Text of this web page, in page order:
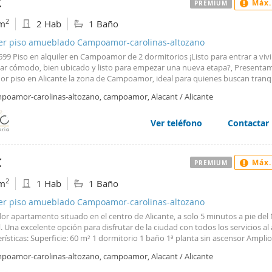
médicos preparados ante cualquier eventualidad junto colegios
estabilidad educativa familiarmente hablando. ****SE SOLICITA
ECONÓMICA POR SEGURO DE IMPAGOS****
2 2 Hab 1 Baño
piso amueblado Campoamor-carolinas-altozano
Piso en alquiler en Campoamor de 2 dormitorios ¡Listo para entrar a
cómodo, bien ubicado y listo para empezar una nueva etapa?,
piso en Alicante la zona de Campoamor, ideal para quienes buscan
2 Dormitorios amplios y luminosos, Salón-comedor acogedor, perfecto
Cocina con office, equipada y diseñada para aprovechar el espacio. Baño
entrada. El inmueble se entrega semi amueblado, lo que te permite darle
sin las complicaciones de una mudanza vacía. ¡Está listo para entrar a vivir!
del alquiler: Alquiler de larga temporada. Fianza: 2 meses. Perfil:
responsables. Es imprescindible acreditar solvencia económica
antigüedad laboral e ingresos demostrables). Restricciones: No se
y es una vivienda para no fumadores. Visitas: La vivienda estará
muy pronto. No obstante, ¡puedes realizar el TOUR VIRTUAL ya mismo!
con nosotros para más información y asegura tu nuevo hogar en
carolinas-altozano, campoamor, Alacant / Alicante
Ver teléfono Contactar
PREMIUM
2 1 Hab 1 Baño
piso amueblado Campoamor-carolinas-altozano
apartamento situado en el centro de Alicante, a solo 5 minutos a pie del
Una excelente opción para disfrutar de la ciudad con todos los servicios al
Superficie: 60 m² 1 dormitorio 1 baño 1ª planta sin ascensor
y todos los servicios necesarios. Y-2907(sfpi)
carolinas-altozano, campoamor, Alacant / Alicante
PREMIUM